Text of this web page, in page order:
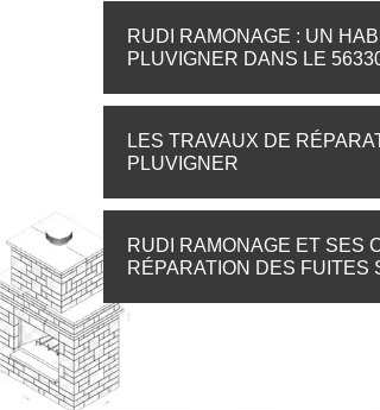
RUDI RAMONAGE : UN
PLUVIGNER DANS LE
LES TRAVAUX DE
PLUVIGNER
RUDI RAMONAGE ET SES
RÉPARATION DES FUITES